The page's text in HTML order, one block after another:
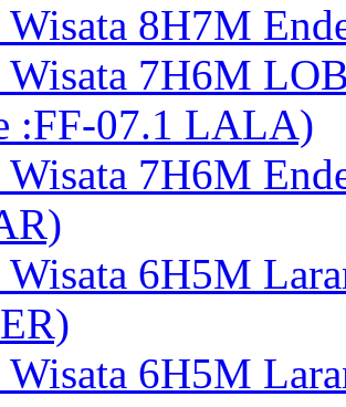
Wisata 8H7M
Wisata 7H6M
:FF-07.1 LALA)
Wisata 7H6M
Wisata 6H5M
Wisata 6H5M